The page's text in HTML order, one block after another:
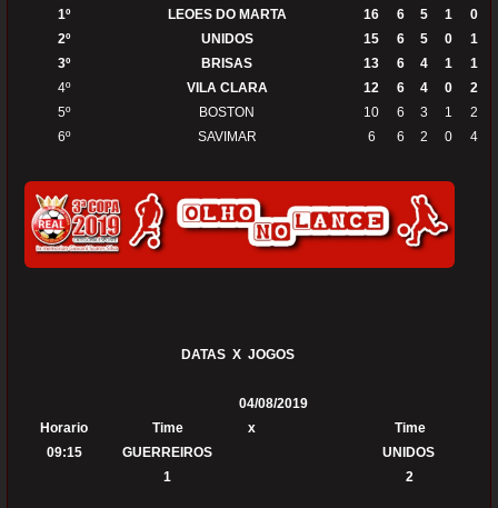
1º
LEOES DO MARTA 16 6 5 1
0
2º
UNIDOS 15 6 5 0
1
3º
BRISAS 13 6 4 1
1
4º
VILA CLARA 12 6 4 0
2
5º
BOSTON 10 6 3 1
2
6º
SAVIMAR 6 6 2 0 4
DATAS X JOGOS
04/08/2019
Horario
Time x
Time
09:15
GUERREIROS
UNIDOS
1
2